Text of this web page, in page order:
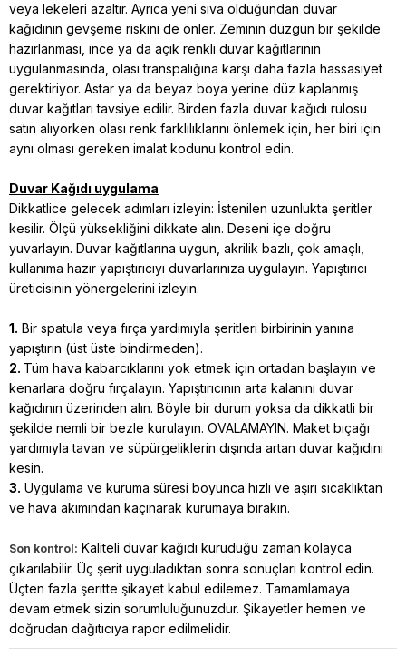
veya lekeleri azaltır. Ayrıca yeni sıva olduğundan duvar
kağıdının gevşeme riskini de önler. Zeminin düzgün bir şekilde
hazırlanması, ince ya da açık renkli duvar kağıtlarının
uygulanmasında, olası transpalığına karşı daha fazla hassasiyet
gerektiriyor. Astar ya da beyaz boya yerine düz kaplanmış
duvar kağıtları tavsiye edilir. Birden fazla duvar kağıdı rulosu
satın alıyorken olası renk farklılıklarını önlemek için, her biri için
aynı olması gereken imalat kodunu kontrol edin.
Duvar Kağıdı uygulama
Dikkatlice gelecek adımları izleyin: İstenilen uzunlukta şeritler
kesilir. Ölçü yüksekliğini dikkate alın. Deseni içe doğru
yuvarlayın. Duvar kağıtlarına uygun, akrilik bazlı, çok amaçlı,
kullanıma hazır yapıştırıcıyı duvarlarınıza uygulayın. Yapıştırıcı
üreticisinin yönergelerini izleyin.
1. Bir spatula veya fırça yardımıyla şeritleri birbirinin yanına
yapıştırın (üst üste bindirmeden).
2. Tüm hava kabarcıklarını yok etmek için ortadan başlayın ve
kenarlara doğru fırçalayın. Yapıştırıcının arta kalanını duvar
kağıdının üzerinden alın. Böyle bir durum yoksa da dikkatli bir
şekilde nemli bir bezle kurulayın. OVALAMAYIN. Maket bıçağı
yardımıyla tavan ve süpürgeliklerin dışında artan duvar kağıdını
kesin.
3. Uygulama ve kuruma süresi boyunca hızlı ve aşırı sıcaklıktan
ve hava akımından kaçınarak kurumaya bırakın.
Son kontrol: Kaliteli duvar kağıdı kuruduğu zaman kolayca
çıkarılabilir. Üç şerit uyguladıktan sonra sonuçları kontrol edin.
Üçten fazla şeritte şikayet kabul edilemez. Tamamlamaya
devam etmek sizin sorumluluğunuzdur. Şikayetler hemen ve
doğrudan dağıtıcıya rapor edilmelidir.